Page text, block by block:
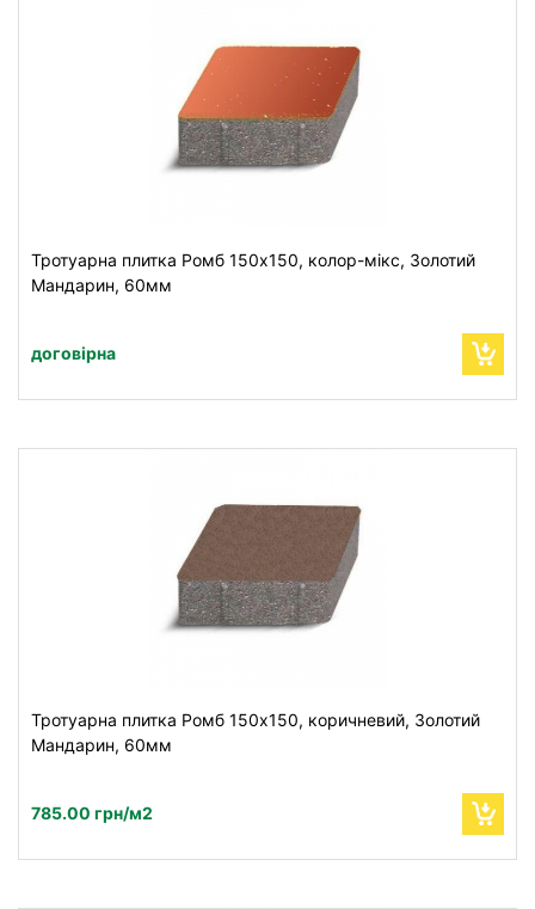
Тротуарна плитка Ромб 150х150, колор-мікс, Золотий
Мандарин, 60мм
договірна
Тротуарна плитка Ромб 150х150, коричневий, Золотий
Мандарин, 60мм
785.00 грн/м2